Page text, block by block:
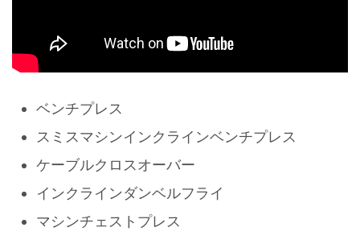
ベンチプレス
スミスマシンインクラインベンチプレス
ケーブルクロスオーバー
インクラインダンベルフライ
マシンチェストプレス